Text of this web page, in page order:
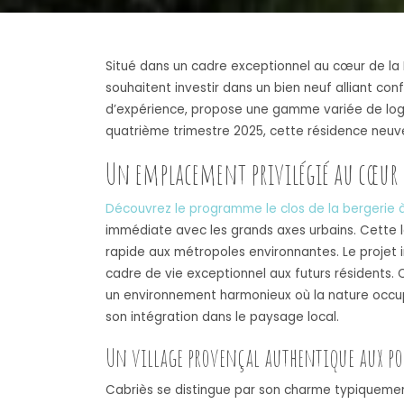
Situé dans un cadre exceptionnel au cœur de
souhaitent investir dans un bien neuf alliant
d’expérience, propose une gamme variée de
quatrième trimestre 2025, cette résidence
Un emplacement privilégié au cœur
Découvrez le programme le clos de la bergerie
immédiate avec les grands axes urbains.
rapide aux métropoles environnantes. Le
cadre de vie exceptionnel aux futurs
un environnement harmonieux où la nature
son intégration dans le paysage local.
Un village provençal authentique aux
Cabriès se distingue par son charme